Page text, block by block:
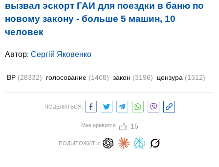
вызвал эскорт ГАИ для поездки в баню по
новому закону - больше 5 машин, 10
человек
Автор: Сергій Яковенко
ВР (28332) голосование (1408) закон (3196) цензура (1312)
ПОДЕЛИТЬСЯ:
Мне нравится 15
ПОДЫТОЖИТЬ: